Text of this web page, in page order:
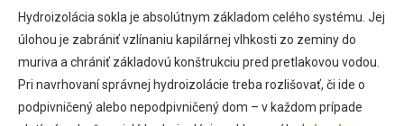
Hydroizolácia sokla je absolútnym základom celého systému. Jej
úlohou je zabrániť vzlínaniu kapilárnej vlhkosti zo zeminy do
muriva a chrániť základovú konštrukciu pred pretlakovou vodou.
Pri navrhovaní správnej hydroizolácie treba rozlišovať, či ide o
podpivničený alebo nepodpivničený dom – v každom prípade